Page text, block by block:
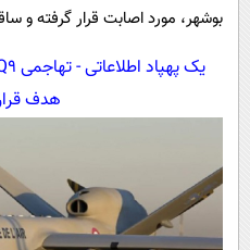
سیاست
بوشهر، مورد اصابت قرار گرفته و
هدف